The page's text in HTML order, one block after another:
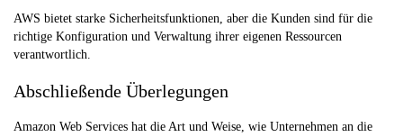
AWS bietet starke Sicherheitsfunktionen, aber die Kunden sind für die
richtige Konfiguration und Verwaltung ihrer eigenen Ressourcen
verantwortlich.
Abschließende Überlegungen
Amazon Web Services hat die Art und Weise, wie Unternehmen an die